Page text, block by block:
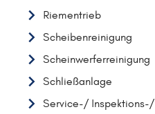
Riementrieb
Scheibenreinigung
Scheinwerferreinigung
Schließanlage
Service-/ Inspektions-/